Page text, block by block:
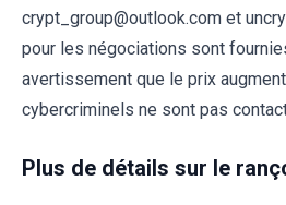
crypt_group@outlook.com et
pour les négociations sont
avertissement que le prix
cybercriminels ne sont pas
Plus de détails sur le